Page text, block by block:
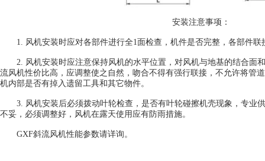
安装注意事项：
1. 风机安装时应对各部件进行全1面检查，机件是否完整，各部件联
2. 风机安装时应注意保持风机的水平位置，对风机与地基的结合面
流风机性价比高，应调整使之自然，吻合不得有强行联接，不允许将管
机内部是否有掉入遗留工具和其它物件。
3. 风机安装后必须拨动叶轮检查，是否有叶轮碰擦机壳现象，专业
不妥，必须调整好，风机在露天使用应有防雨措施。
GXF斜流风机性能参数请详询。